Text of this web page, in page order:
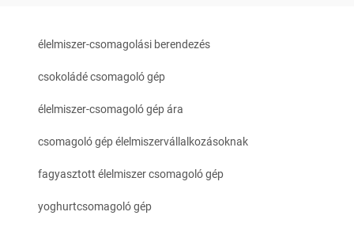
élelmiszer-csomagolási berendezés
csokoládé csomagoló gép
élelmiszer-csomagoló gép ára
csomagoló gép élelmiszervállalkozásoknak
fagyasztott élelmiszer csomagoló gép
yoghurtcsomagoló gép